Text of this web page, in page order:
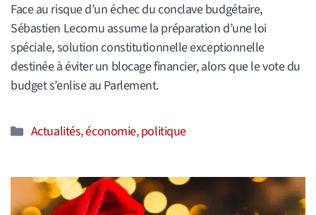
Face au risque d’un échec du conclave budgétaire,
Sébastien Lecornu assume la préparation d’une loi
spéciale, solution constitutionnelle exceptionnelle
destinée à éviter un blocage financier, alors que le vote du
budget s’enlise au Parlement.
Catégories
Actualités,économie,politique